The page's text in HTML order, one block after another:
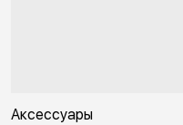
Аксессуары